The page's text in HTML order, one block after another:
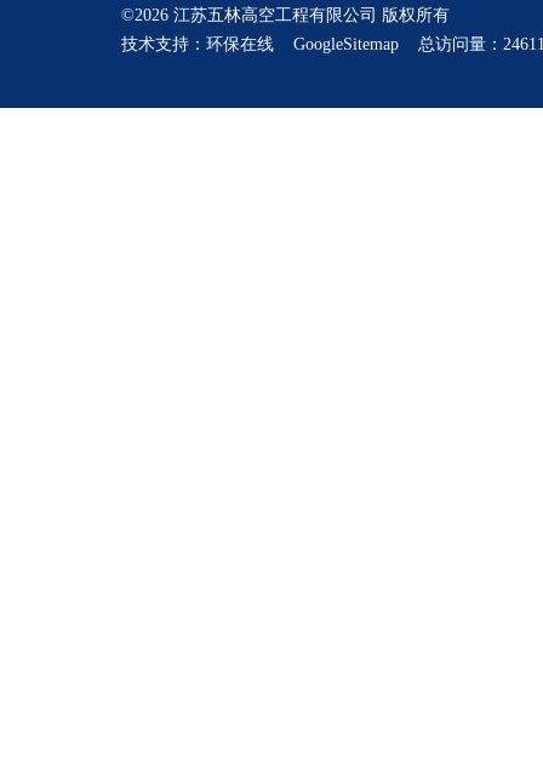
©2026 江苏五林高空工程有限公司 版权所有
技术支持： 环保在线 GoogleSitemap 总访问量：